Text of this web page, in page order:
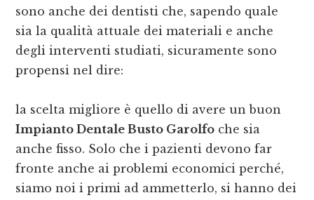
sono anche dei dentisti che, sapendo quale
sia la qualità attuale dei materiali e anche
degli interventi studiati, sicuramente sono
propensi nel dire:
la scelta migliore è quello di avere un buon
Impianto Dentale Busto Garolfo che sia
anche fisso. Solo che i pazienti devono far
fronte anche ai problemi economici perché,
siamo noi i primi ad ammetterlo, si hanno dei